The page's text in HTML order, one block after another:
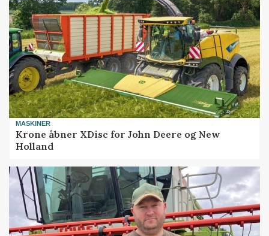
MASKINER
Krone åbner XDisc for John Deere og New
Holland